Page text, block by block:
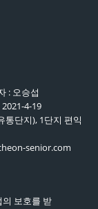
: 오승섭
4-19
통단지), 1단지 편익
senior.com
보호를 받